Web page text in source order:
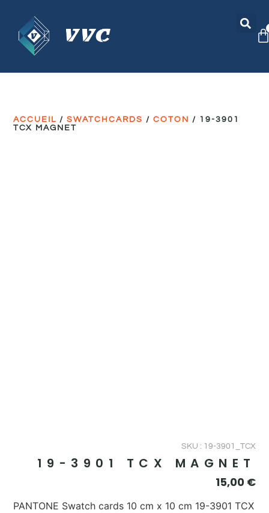
ACCUEIL /SWATCHCARDS /COTON / 19-3901
TCX MAGNET
SKU : 19-3901_TCX
19-3901 TCX MAGNET
15,00 €
PANTONE Swatch cards 10 cm x 10 cm 19-3901 TCX